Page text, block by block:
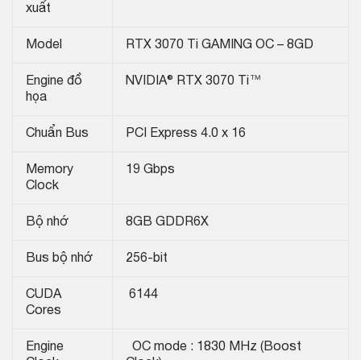
xuất
Model RTX 3070 Ti GAMING OC – 8GD
Engine đồ
họa
NVIDIA® RTX 3070 Ti™
Chuẩn Bus PCI Express 4.0 x 16
Memory
Clock
19 Gbps
Bộ nhớ 8GB GDDR6X
Bus bộ nhớ 256-bit
CUDA
Cores
6144
Engine
OC mode : 1830 MHz (Boost